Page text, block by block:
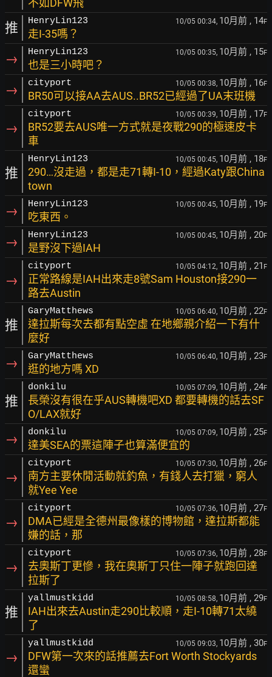
不如DFW飛
推 HenryLin123 10/05 00:34, 10月前 , 14F
走I-35嗎？
→ HenryLin123 10/05 00:35, 10月前 , 15F
也是三小時吧？
→ cityport 10/05 00:38, 10月前 , 16F
BR50可以接AA去AUS..BR52已經過了UA末班機
→
cityport 10/05 00:39, 10月前 , 17F
BR52要去AUS唯一方式就是夜戰290的極速皮卡
車
推
HenryLin123 10/05 00:45, 10月前 , 18F
290…沒走過，都是走71轉I-10，經過Katy跟China
town
→ HenryLin123 10/05 00:45, 10月前 , 19F
吃東西。
→ HenryLin123 10/05 00:45, 10月前 , 20F
是野沒下過IAH
→
cityport 10/05 04:12, 10月前 , 21 F
正常路線是IAH出來走8號Sam Houston接290一
路去Austin
推
GaryMatthews 10/05 06:40, 10月前 , 22F
達拉斯每次去都有點空虛 在地鄉親介紹一下有什
麼好
→ GaryMatthews 10/05 06:40, 10月前 , 23F
逛的地方嗎 XD
推
donkilu 10/05 07:09, 10月前 , 24F
長榮沒有很在乎AUS轉機吧XD 都要轉機的話去SF
O/LAX就好
→ donkilu 10/05 07:09, 10月前 , 25F
達美SEA的票這陣子也算滿便宜的
→
cityport 10/05 07:30, 10月前 , 26F
南方主要休閒活動就釣魚，有錢人去打獵，窮人
就Yee Yee
→
cityport 10/05 07:36, 10月前 , 27F
DMA已經是全德州最像樣的博物館，達拉斯都能
嫌的話，那
→
cityport 10/05 07:36, 10月前 , 28F
去奧斯丁更慘，我在奧斯丁只住一陣子就跑回達
拉斯了
推
yallmustkidd 10/05 08:58, 10月前 , 29F
IAH出來去Austin走290比較順，走I-10轉71太繞
了
→
yallmustkidd 10/05 09:03, 10月前 , 30F
DFW第一次來的話推薦去Fort Worth Stockyards
還蠻